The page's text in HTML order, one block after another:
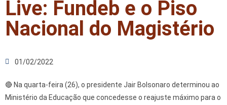
Live: Fundeb e o Piso
Nacional do Magistério
01/02/2022
🔴 Na quarta-feira (26), o presidente Jair Bolsonaro determinou ao
Ministério da Educação que concedesse o reajuste máximo para o